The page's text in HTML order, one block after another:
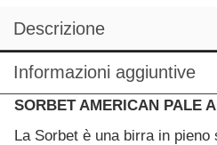
Descrizione
Informazioni aggiuntive
SORBET AMERICAN PALE
La Sorbet è una birra in pieno